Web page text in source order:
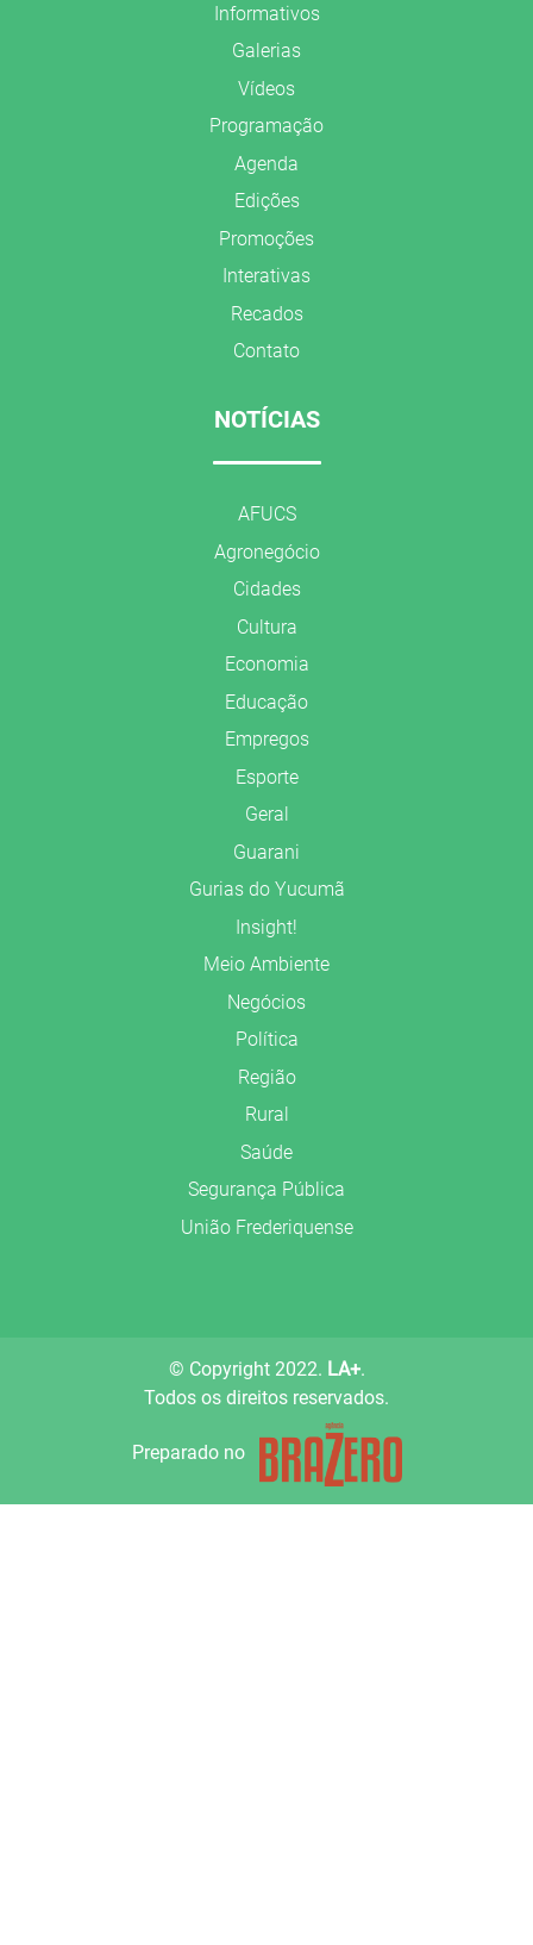
Informativos
Galerias
Vídeos
Programação
Agenda
Edições
Promoções
Interativas
Recados
Contato
NOTÍCIAS
AFUCS
Agronegócio
Cidades
Cultura
Economia
Educação
Empregos
Esporte
Geral
Guarani
Gurias do Yucumã
Insight!
Meio Ambiente
Negócios
Política
Região
Rural
Saúde
Segurança Pública
União Frederiquense
© Copyright 2022. LA+.
Todos os direitos reservados.
Preparado no